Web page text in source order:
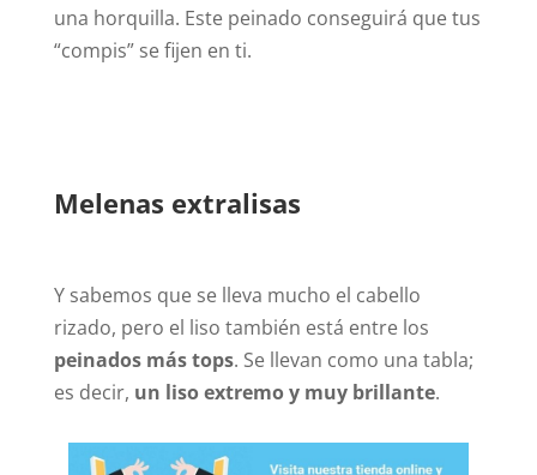
una horquilla. Este peinado conseguirá que tus
“compis” se fijen en ti.
Melenas extralisas
Y sabemos que se lleva mucho el cabello
rizado, pero el liso también está entre los
peinados más tops. Se llevan como una tabla;
es decir, un liso extremo y muy brillante.